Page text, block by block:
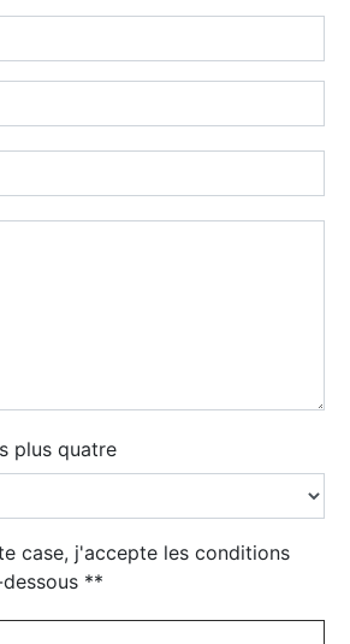
plus quatre
case, j'accepte les conditions
**